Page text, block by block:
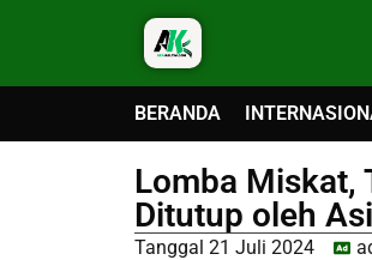
BERANDA
Lomba Miskat,
Ditutup oleh
Tanggal 21 Juli 2024